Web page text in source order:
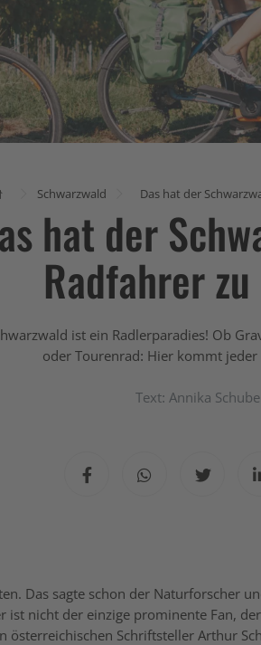
Schwarzwald Das hat der
hat der
Radfahrer
ist ein Radlerparadies! Ob
oder Tourenrad: Hier kommt jeder
Text: Annika
Das sagte schon der Naturforscher
ist nicht der einzige prominente Fan,
Schriftsteller Arthur